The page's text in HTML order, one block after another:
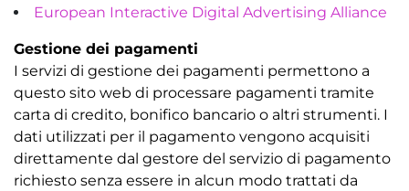
European Interactive Digital Advertising Alliance
Gestione dei pagamenti
I servizi di gestione dei pagamenti permettono a
questo sito web di processare pagamenti tramite
carta di credito, bonifico bancario o altri strumenti. I
dati utilizzati per il pagamento vengono acquisiti
direttamente dal gestore del servizio di pagamento
richiesto senza essere in alcun modo trattati da